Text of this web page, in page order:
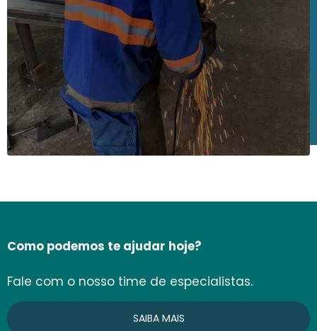
Como podemos te ajudar hoje?
Fale com o nosso time de especialistas.
SAIBA MAIS